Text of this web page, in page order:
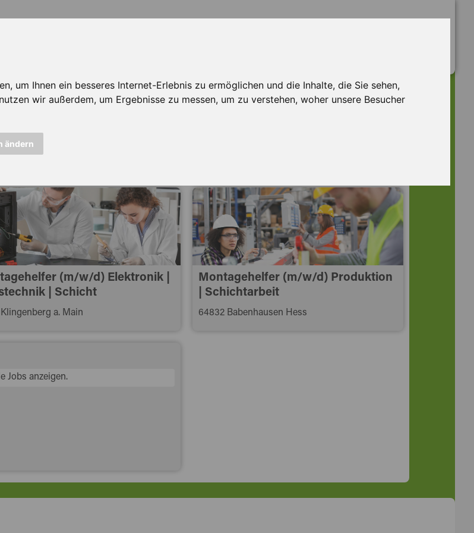
um Ihnen ein besseres Internet-Erlebnis zu ermöglichen und die Inhalte, die Sie sehen,
wir außerdem, um Ergebnisse zu messen, um zu verstehen, woher unsere Besucher
ändernverfügbar ...
(m/w/d) Elektronik |
| Schicht
Klingenberg a. Main
Montagehelfer (m/w/d) Produktion
| Schichtarbeit
64832 Babenhausen Hess
Jobs anzeigen.